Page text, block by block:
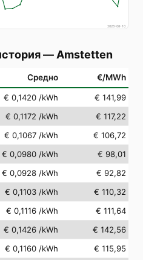
2026-08-10
— Amstetten
Средно €/MWh
€ 0,1420 /kWh
€ 141,99
€ 0,1172 /kWh
€ 117,22
€ 0,1067 /kWh
€ 106,72
€ 0,0980 /kWh
€ 98,01
€ 0,0928 /kWh
€ 92,82
€ 0,1103 /kWh
€ 110,32
€ 0,1116 /kWh
€ 111,64
€ 0,1426 /kWh
€ 142,56
€ 0,1160 /kWh
€ 115,95